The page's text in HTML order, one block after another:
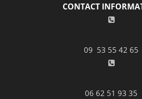
CONTACT
09 53 55 42 65
06 62 51 93 35